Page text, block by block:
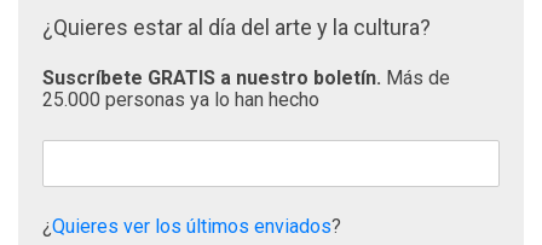
¿Quieres estar al día del arte y la cultura?
Suscríbete GRATIS a nuestro boletín. Más de
25.000 personas ya lo han hecho
¿Quieres ver los últimos enviados?